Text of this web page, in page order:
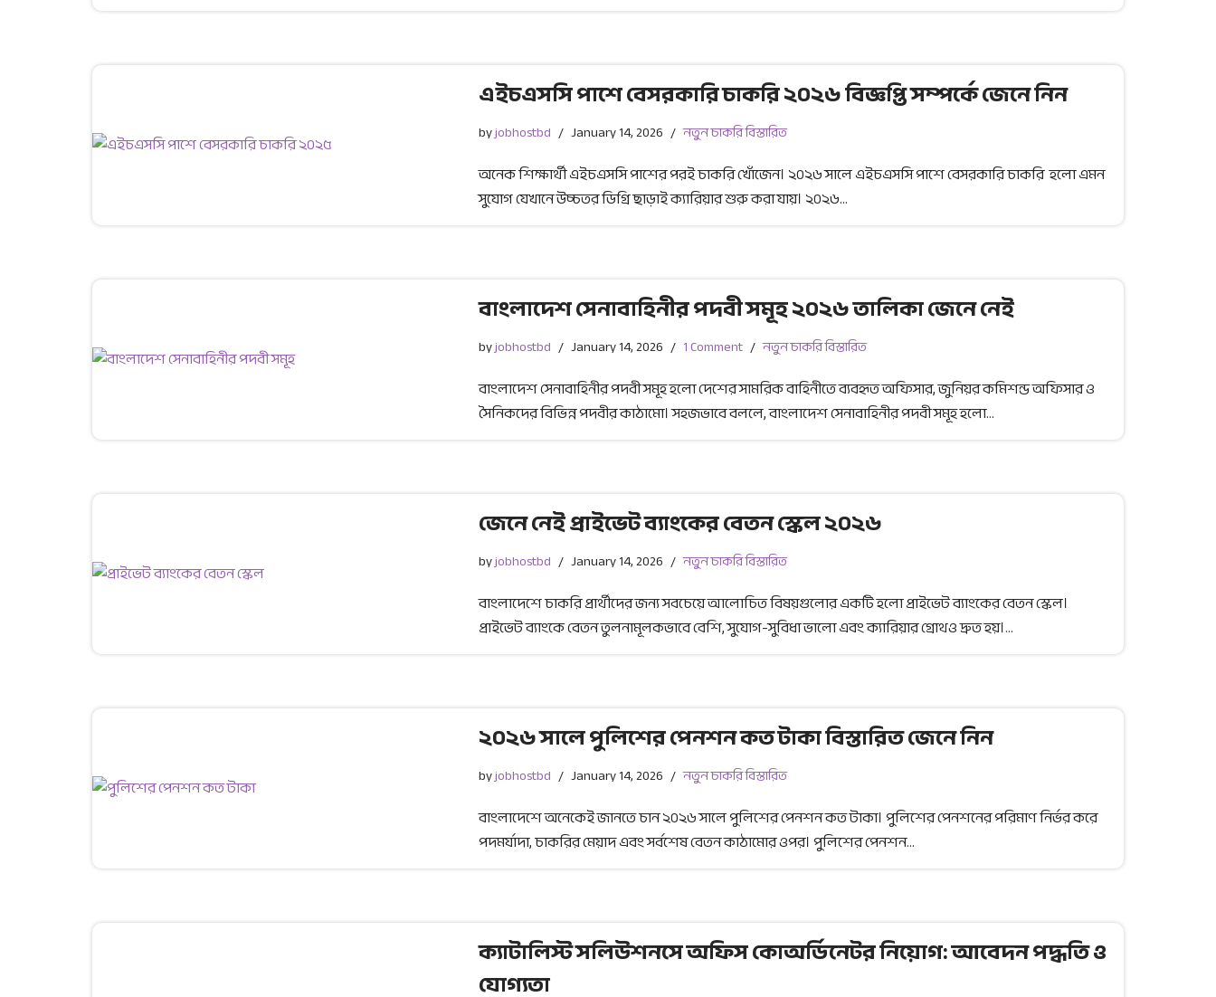
এইচএসসি পাশে বেসরকারি চাকরি ২০২৬ বিজ্ঞপ্তি সম্পর্কে জেনে নিন
byjobhostbd January 14, 2026 নতুন চাকরি বিস্তারিত
অনেক শিক্ষার্থী এইচএসসি পাশের পরই চাকরি খোঁজেন। ২০২৬ সালে এইচএসসি পাশে বেসরকারি চাকরি হলো এমন
সুযোগ যেখানে উচ্চতর ডিগ্রি ছাড়াই ক্যারিয়ার শুরু করা যায়। ২০২৬…
বাংলাদেশ সেনাবাহিনীর পদবী সমূহ ২০২৬ তালিকা জেনে নেই
byjobhostbd January 14, 2026 1 Comment নতুন চাকরি বিস্তারিত
বাংলাদেশ সেনাবাহিনীর পদবী সমূহ হলো দেশের সামরিক বাহিনীতে ব্যবহৃত অফিসার, জুনিয়র কমিশন্ড অফিসার ও
সৈনিকদের বিভিন্ন পদবীর কাঠামো। সহজভাবে বললে, বাংলাদেশ সেনাবাহিনীর পদবী সমূহ হলো…
জেনে নেই প্রাইভেট ব্যাংকের বেতন স্কেল ২০২৬
byjobhostbd January 14, 2026 নতুন চাকরি বিস্তারিত
বাংলাদেশে চাকরি প্রার্থীদের জন্য সবচেয়ে আলোচিত বিষয়গুলোর একটি হলো প্রাইভেট ব্যাংকের বেতন স্কেল।
প্রাইভেট ব্যাংকে বেতন তুলনামূলকভাবে বেশি, সুযোগ-সুবিধা ভালো এবং ক্যারিয়ার গ্রোথও দ্রুত হয়।…
২০২৬ সালে পুলিশের পেনশন কত টাকা বিস্তারিত জেনে নিন
byjobhostbd January 14, 2026 নতুন চাকরি বিস্তারিত
বাংলাদেশে অনেকেই জানতে চান ২০২৬ সালে পুলিশের পেনশন কত টাকা। পুলিশের পেনশনের পরিমাণ নির্ভর করে
পদমর্যাদা, চাকরির মেয়াদ এবং সর্বশেষ বেতন কাঠামোর ওপর। পুলিশের পেনশন…
ক্যাটালিস্ট সলিউশনসে অফিস কোঅর্ডিনেটর নিয়োগ: আবেদন পদ্ধতি ও
যোগ্যতা